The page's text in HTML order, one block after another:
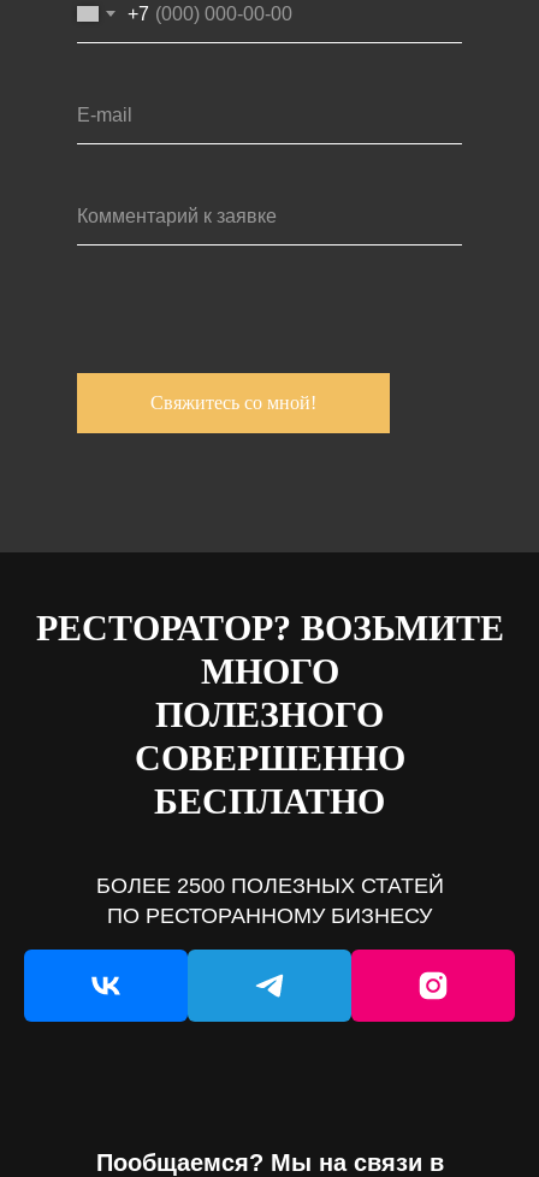
+7
Свяжитесь со мной!
РЕСТОРАТОР? ВОЗЬМИТЕ
МНОГО
ПОЛЕЗНОГО
СОВЕРШЕННО
БЕСПЛАТНО
БОЛЕЕ 2500 ПОЛЕЗНЫХ СТАТЕЙ
ПО РЕСТОРАННОМУ БИЗНЕСУ
Пообщаемся? Мы на связи в